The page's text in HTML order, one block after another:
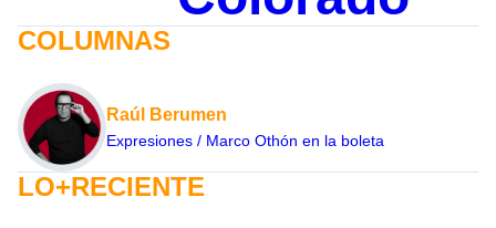
COLUMNAS
Raúl Berumen
Expresiones / Marco Othón en la boleta
LO+RECIENTE